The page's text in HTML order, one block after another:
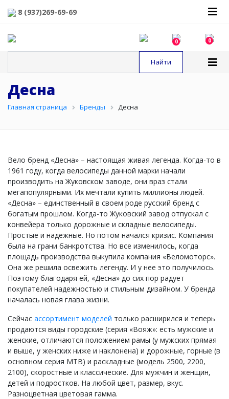
8 (937)269-69-69
0 0
Десна
Главная страница Бренды Десна
Вело бренд «Десна» – настоящая живая легенда. Когда-то в
1961 году, когда велосипеды данной марки начали
производить на Жуковском заводе, они враз стали
мегапопулярными. Их мечтали купить миллионы людей.
«Десна» – единственный в своем роде русский бренд с
богатым прошлом. Когда-то Жуковский завод отпускал с
конвейера только дорожные и складные велосипеды.
Простые и надежные. Но потом начался кризис. Компания
была на грани банкротства. Но все изменилось, когда
площадь производства выкупила компания «Веломоторс».
Она же решила освежить легенду. И у нее это получилось.
Поэтому благодаря ей, «Десна» до сих пор радует
покупателей надежностью и стильным дизайном. У бренда
началась новая глава жизни.
Сейчас ассортимент моделей только расширился и теперь
продаются виды городские (серия «Вояж»: есть мужские и
женские, отличаются положением рамы (у мужских прямая
и выше, у женских ниже и наклонена) и дорожные, горные (в
основном серия МТВ) и раскладные (модель 2500, 2200,
2100), скоростные и классические. Для мужчин и женщин,
детей и подростков. На любой цвет, размер, вкус.
Разноцветная цветовая гамма.